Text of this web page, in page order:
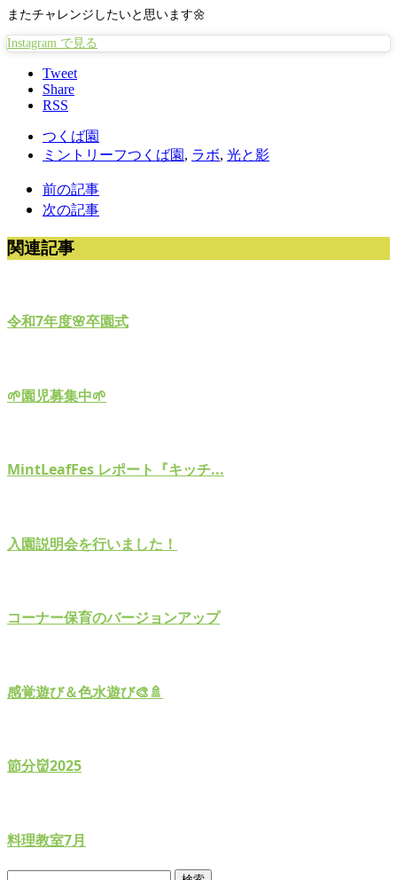
またチャレンジしたいと思います🌼
Instagram で見る
Tweet
Share
RSS
つくば園
ミントリーフつくば園 , ラボ, 光と影
前の記事
次の記事
関連記事
令和7年度🌸卒園式
🌱園児募集中🌱
MintLeafFes レポート『キッチ...
入園説明会を行いました！
コーナー保育のバージョンアップ
感覚遊び＆色水遊び🎨🚿
節分👹2025
料理教室7月